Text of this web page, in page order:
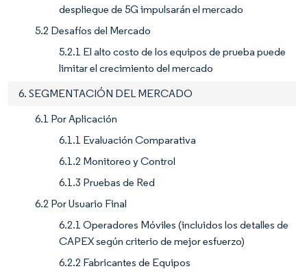
despliegue de 5G impulsarán el mercado
5.2 Desafíos del Mercado
5.2.1 El alto costo de los equipos de prueba puede
limitar el crecimiento del mercado
6. SEGMENTACIÓN DEL MERCADO
6.1 Por Aplicación
6.1.1 Evaluación Comparativa
6.1.2 Monitoreo y Control
6.1.3 Pruebas de Red
6.2 Por Usuario Final
6.2.1 Operadores Móviles (incluidos los detalles de
CAPEX según criterio de mejor esfuerzo)
6.2.2 Fabricantes de Equipos